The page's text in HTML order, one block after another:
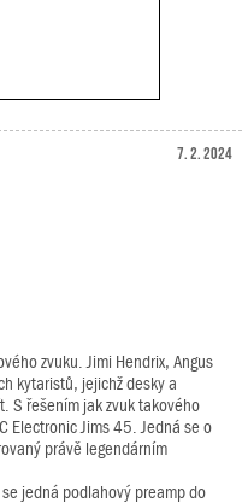
7. 2. 2024
zvuku. Jimi Hendrix, Angus
kytaristů, jejichž desky a
S řešením jak zvuk takového
Electronic Jims 45. Jedná se o
právě legendárním
jedná podlahový preamp do